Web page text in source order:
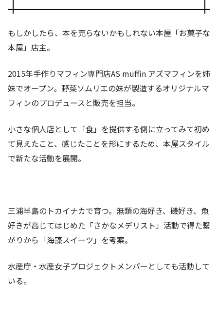
もしかしたら、本を売らないかもしれない本屋「お菓子な
本屋」店主。
2015年手作りマフィン専門店AS muffin アズマフィンを姉
妹でオープン。野菜ソムリエの妹が製造するオリジナルマ
フィンのプロデュースと販売を担当。
小さな個人店として「食」を提供する側に立ってみて初め
て見えたこと、感じたことを形にするため、本屋スタイル
で新たな活動を展開。
三浦半島のトカイナカで育つ。無類の海好き、磯好き、魚
好きが高じてはじめた「さかなメデリスト」活動で得た繋
がりから「海藻スイーツ」を考案。
水産庁・水産女子プロジェクトメンバーとしても活動して
いる。